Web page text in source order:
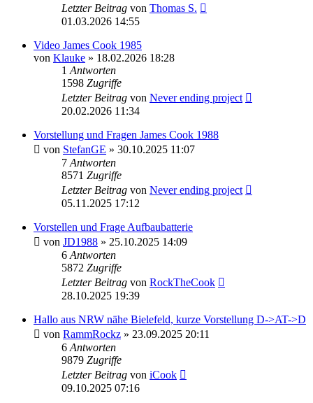
Letzter Beitrag von Thomas S.
01.03.2026 14:55
Video James Cook 1985
von Klauke » 18.02.2026 18:28
1 Antworten
1598 Zugriffe
Letzter Beitrag von Never ending project
20.02.2026 11:34
Vorstellung und Fragen James Cook 1988
von StefanGE » 30.10.2025 11:07
7 Antworten
8571 Zugriffe
Letzter Beitrag von Never ending project
05.11.2025 17:12
Vorstellen und Frage Aufbaubatterie
von JD1988 » 25.10.2025 14:09
6 Antworten
5872 Zugriffe
Letzter Beitrag von RockTheCook
28.10.2025 19:39
Hallo aus NRW nähe Bielefeld, kurze Vorstellung D->AT->D
von RammRockz » 23.09.2025 20:11
6 Antworten
9879 Zugriffe
Letzter Beitrag von iCook
09.10.2025 07:16